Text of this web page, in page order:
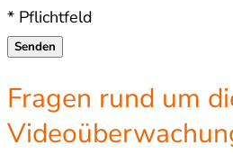
* Pflichtfeld
Fragen rund um